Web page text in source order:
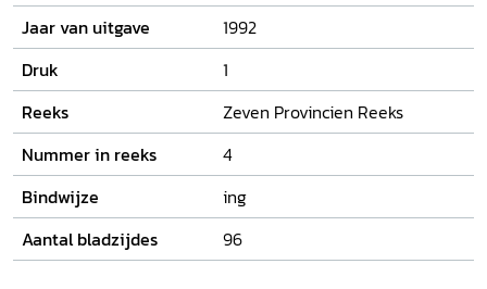
Jaar van uitgave
1992
Druk
1
Reeks
Zeven Provincien Reeks
Nummer in reeks
4
Bindwijze
ing
Aantal bladzijdes
96